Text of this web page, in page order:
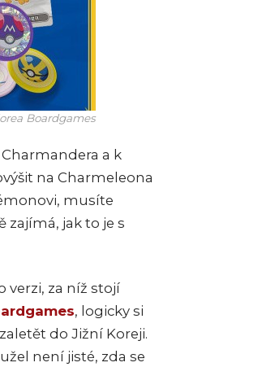
Boardgames
a k
na Charmeleona
musíte
zajímá, jak to je s
verzi, za níž stojí
, logicky si
do Jižní Koreji.
není jisté, zda se